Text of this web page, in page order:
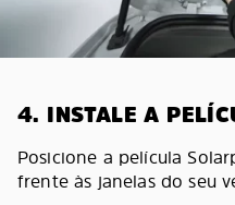
4. INSTALE A
Posicione a película
frente às janelas do seu